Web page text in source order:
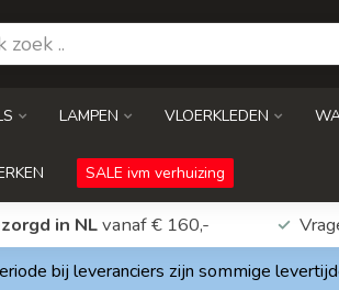
LAMPEN VLOERKLEDEN
SALE ivm verhuizing
in NLvanaf € 160,-
bij leveranciers zijn sommige